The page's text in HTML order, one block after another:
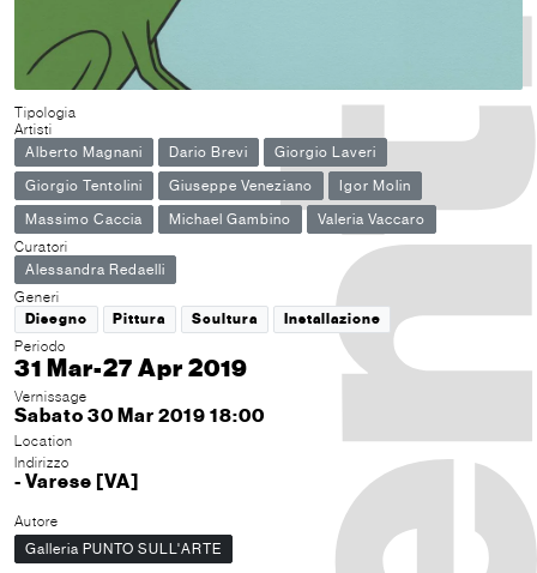
Tipologia
Artisti
Alberto Magnani
Dario Brevi
Giorgio Laveri
Giorgio Tentolini
Giuseppe Veneziano
Igor Molin
Massimo Caccia
Michael Gambino
Valeria Vaccaro
Curatori
Alessandra Redaelli
Generi
Disegno
Pittura Scultura
Installazione
Periodo
31 Mar-27 Apr 2019
Vernissage
Sabato 30 Mar 2019 18:00
Location
Indirizzo
- Varese [VA]
Autore
Galleria PUNTO SULL'ARTE